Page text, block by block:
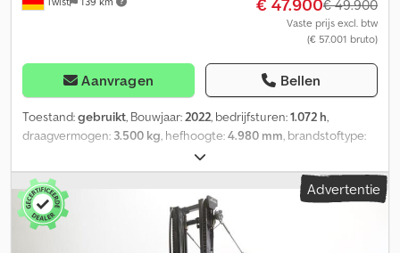
€ 49.900
Vaste prijs excl. btw
(€ 57.001 bruto)
Aanvragen Bellen
Toestand:gebruikt, Bouwjaar:2022, bedrijfsturen:1.072 h,
draagvermogen: 3.500 kg, hefhoogte:4.980 mm, brandstoftype:
, bouwhoogte:
50 %, voorbandmaat:27 x 10 x 12 SE, achterbandmaat:23 x 9 x 10
SE, kleur:
, Aanslachapparatuur: sideshift, Speciale
uitrusting: 3e ventiel, 4e ventiel, werkverlichting achter,
werkverlichting voor, verwarming, volcabine, Safety Light, Chjdsw
Advertentie